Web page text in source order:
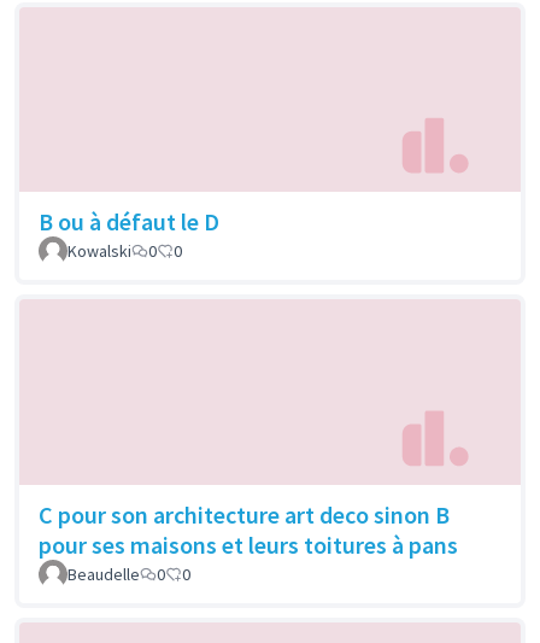
B ou à défaut le D
Kowalski 0 0
C pour son architecture art deco sinon B
pour ses maisons et leurs toitures à pans
Beaudelle 0 0